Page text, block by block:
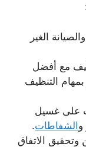
الغير
مع أفضل
التنظيف
على غسيل
والشفاطات.
الاتفاق